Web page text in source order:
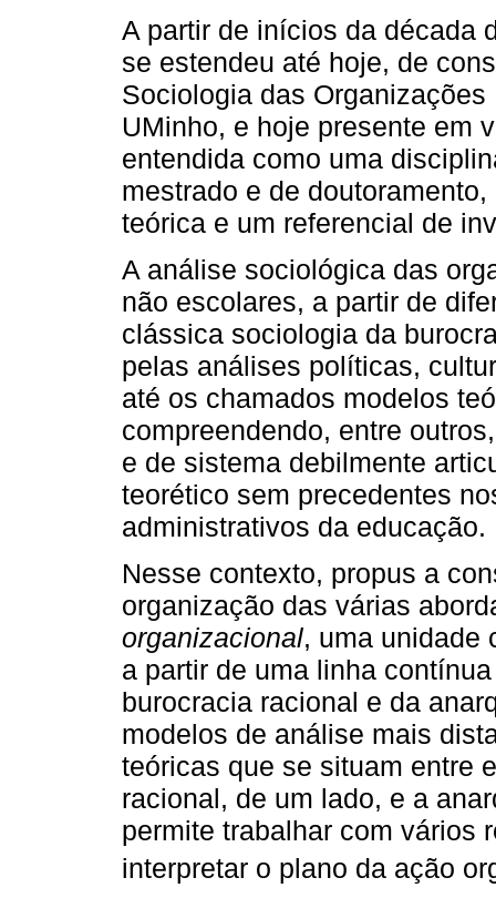
A partir de inícios da década
se estendeu até hoje, de
Sociologia das
UMinho, e hoje presente em
entendida como uma
mestrado e de
teórica e um referencial de
A análise sociológica das
não escolares, a partir de
clássica sociologia da
pelas análises políticas,
até os chamados modelos
compreendendo, entre
e de sistema debilmente
teorético sem precedentes
administrativos da educação.
Nesse contexto, propus a
organização das várias
organizacional, uma unidade
a partir de uma linha
burocracia racional e da
modelos de análise mais
teóricas que se situam entre
racional, de um lado, e a
permite trabalhar com vários
interpretar o plano da ação